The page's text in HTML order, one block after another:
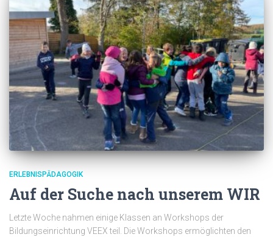
ERLEBNISPÄDAGOGIK
Auf der Suche nach unserem WIR
Letzte Woche nahmen einige Klassen an Workshops der
Bildungseinrichtung VEEX teil. Die Workshops ermöglichten den